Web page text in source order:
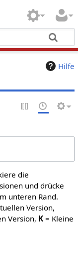
Hilfe
die
und drücke
unteren Rand.
Version,
Version, K= Kleine